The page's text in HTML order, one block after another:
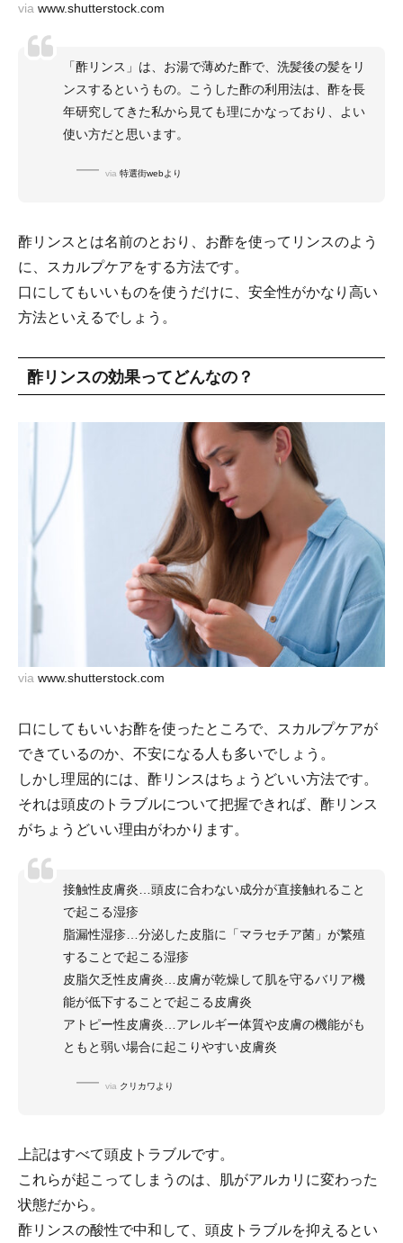
via www.shutterstock.com
「酢リンス」は、お湯で薄めた酢で、洗髪後の髪をリ
ンスするというもの。こうした酢の利用法は、酢を長
年研究してきた私から見ても理にかなっており、よい
使い方だと思います。
via 特選街webより
酢リンスとは名前のとおり、お酢を使ってリンスのよう
に、スカルプケアをする方法です。
口にしてもいいものを使うだけに、安全性がかなり高い
方法といえるでしょう。
酢リンスの効果ってどんなの？
via www.shutterstock.com
口にしてもいいお酢を使ったところで、スカルプケアが
できているのか、不安になる人も多いでしょう。
しかし理屈的には、酢リンスはちょうどいい方法です。
それは頭皮のトラブルについて把握できれば、酢リンス
がちょうどいい理由がわかります。
接触性皮膚炎…頭皮に合わない成分が直接触れること
で起こる湿疹
脂漏性湿疹…分泌した皮脂に「マラセチア菌」が繁殖
することで起こる湿疹
皮脂欠乏性皮膚炎…皮膚が乾燥して肌を守るバリア機
能が低下することで起こる皮膚炎
アトピー性皮膚炎…アレルギー体質や皮膚の機能がも
ともと弱い場合に起こりやすい皮膚炎
via クリカワより
上記はすべて頭皮トラブルです。
これらが起こってしまうのは、肌がアルカリに変わった
状態だから。
酢リンスの酸性で中和して、頭皮トラブルを抑えるとい